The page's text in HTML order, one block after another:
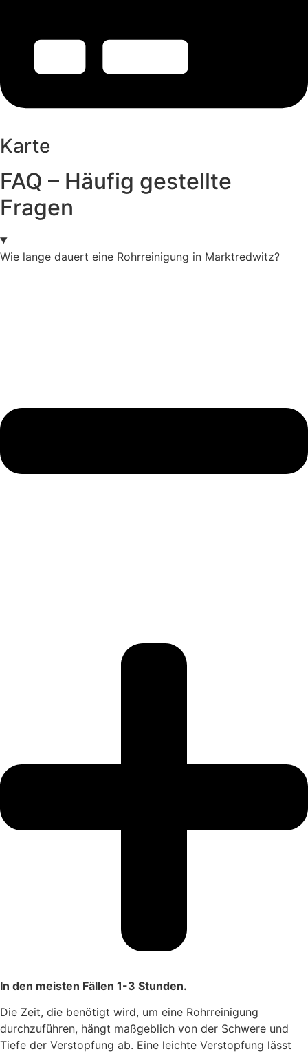
Karte
FAQ – Häufig gestellte
Fragen
Wie lange dauert eine Rohrreinigung in Marktredwitz?
In den meisten Fällen 1-3 Stunden.
Die Zeit, die benötigt wird, um eine Rohrreinigung
durchzuführen, hängt maßgeblich von der Schwere und
Tiefe der Verstopfung ab. Eine leichte Verstopfung lässt